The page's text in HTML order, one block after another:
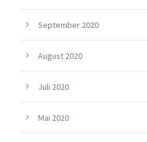
September 2020
August 2020
Juli 2020
Mai 2020